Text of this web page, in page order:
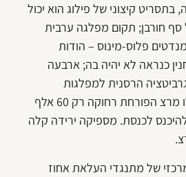
קיצוני של פילוג הוא יכול
חורבן; תקום מפלגה ערבית
מאוחדת ועצומה – 12 מנדטים פלוס-מינוס – הודות
כנראה לא יהיה בה; ארבעה
הרסנית למפלגות
הבינוניות-קטנות. אפילו מרצ הפורחת רחוקה רק 60 אלף
לכנסת. מספיקה ירידה קלה
של מתנגדי העלאת אחוז